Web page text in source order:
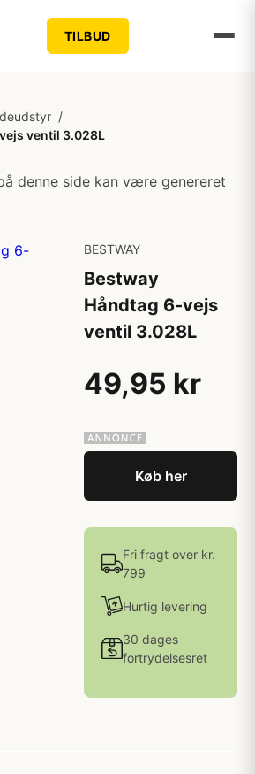
TILBUD
/
ventil 3.028L
denne side kan være genereret
BESTWAY
Bestway
Håndtag 6-vejs
ventil 3.028L
49,95 kr
Køb her
Fri fragt over kr.
799
Hurtig levering
30 dages
fortrydelsesret